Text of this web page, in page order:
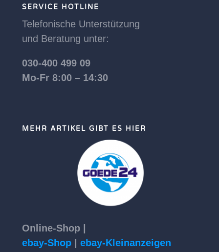
SERVICE HOTLINE
Telefonische Unterstützung
und Beratung unter:
030-400 499 09
Mo-Fr 8:00 – 14:30
MEHR ARTIKEL GIBT ES HIER
Online-Shop |
ebay-Shop| ebay-Kleinanzeigen